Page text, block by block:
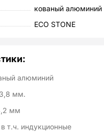
кованый алюминий
ECO STONE
алюминий
мм.
мм
т.ч. индукционные